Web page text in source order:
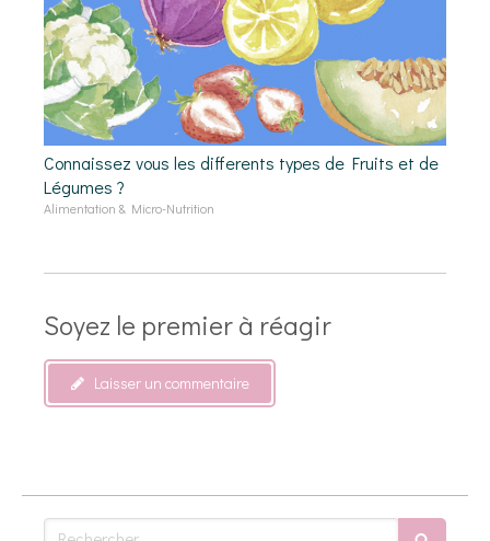
Connaissez vous les differents types de Fruits et de
Légumes ?
Alimentation & Micro-Nutrition
Soyez le premier à réagir
Laisser un commentaire
Rechercher